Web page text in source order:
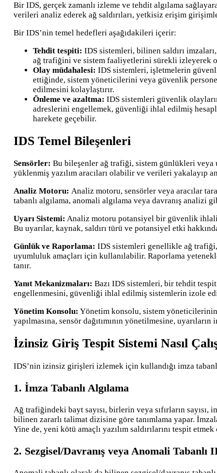
Bir IDS, gerçek zamanlı izleme ve tehdit algılama
verileri analiz ederek ağ saldırıları, yetkisiz erişim
Bir IDS’nin temel hedefleri aşağıdakileri içerir:
Tehdit tespiti: IDS sistemleri, bilinen saldırı
ağ trafiğini ve sistem faaliyetlerini sürekli izleyerek
Olay müdahalesi: IDS sistemleri, işletmelerin
ettiğinde, sistem yöneticilerini veya güvenlik
edilmesini kolaylaştırır.
Önleme ve azaltma: IDS sistemleri güvenlik
adreslerini engellemek, güvenliği ihlal edilmiş
harekete geçebilir.
IDS Temel Bileşenleri
Sensörler: Bu bileşenler ağ trafiği, sistem günlükleri
yüklenmiş yazılım aracıları olabilir ve verileri yakalayıp
Analiz Motoru: Analiz motoru, sensörler veya aracılar
tabanlı algılama, anomali algılama veya davranış analizi
Uyarı Sistemi: Analiz motoru potansiyel bir güvenlik
Bu uyarılar, kaynak, saldırı türü ve potansiyel etki
Günlük ve Raporlama: IDS sistemleri genellikle ağ
uyumluluk amaçları için kullanılabilir. Raporlama
tanır.
Yanıt Mekanizmaları: Bazı IDS sistemleri, bir tehdit
engellenmesini, güvenliği ihlal edilmiş sistemlerin izole
Yönetim Konsolu: Yönetim konsolu, sistem
yapılmasına, sensör dağıtımının yönetilmesine,
İzinsiz Giriş Tespit Sistemi Nasıl
IDS’nin izinsiz girişleri izlemek için kullandığı imza
1. İmza Tabanlı Algılama
Ağ trafiğindeki bayt sayısı, birlerin veya sıfırların sayısı,
bilinen zararlı talimat dizisine göre tanımlama yapar.
Yine de, yeni kötü amaçlı yazılım saldırılarını tespit
2. Sezgisel/Davranış veya Anomali Tabanlı